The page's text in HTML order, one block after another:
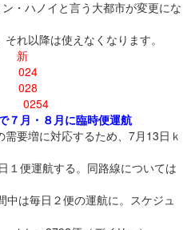
・ハノイと言う大都市が変更にな
れ以降は使えなくなります。
新
024
028
0254
７月・８月に臨時便運航
要増に対応するため、7月13日ｋ
１便運航する。同路線については
中は毎日２便の運航に。スケジュ